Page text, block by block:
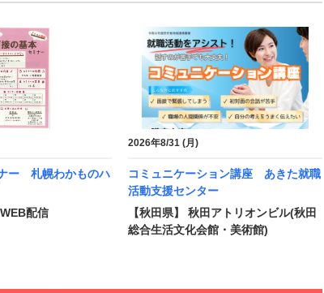
ー 札幌わかものハ
配信
2026年8/31 (月)
コミュニケーション講座 あきた就職
活動支援センター
【秋田県】 秋田アトリオンビル(秋田
総合生活文化会館・美術館)